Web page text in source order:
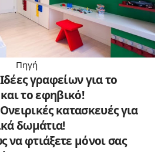
Πηγή
γραφείων για το
το εφηβικό!
κατασκευές για
δωμάτια!
να φτιάξετε μόνοι σας